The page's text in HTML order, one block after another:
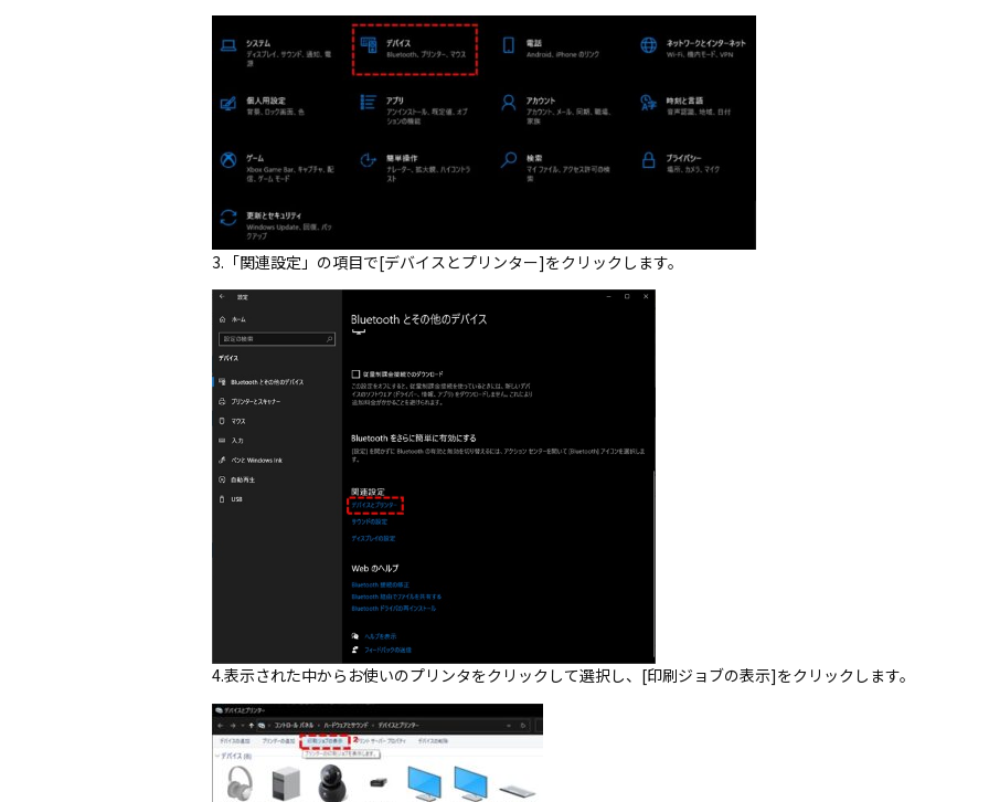
3.「関連設定」の項目で[デバイスとプリンター]をクリックします。
4.表示された中からお使いのプリンタをクリックして選択し、[印刷ジョブの表示]をクリックします。